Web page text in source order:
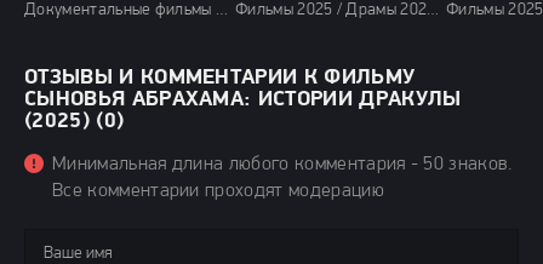
Документальные фильмы 2024 / Зарубежные фильмы 2024 / Новинки кино 2024 / Последние фильмы 2024 / Фильмы лета 2024 / Фильмы 4K / Фильмы 2024 / Смотреть фильмы онлайн Фильмы 2025 / Драмы 2025 / Криминальные фильмы 2025 / Сериалы 2025 / Сериалы в озвучке HDrezka Studio / Сериалы 4K / Сериалы в озвучке TVShows / Сериалы лета 2025 / Новинки сериалов 2025 / Смотреть фильмы онлайн
ОТЗЫВЫ И КОММЕНТАРИИ К ФИЛЬМУ
СЫНОВЬЯ АБРАХАМА: ИСТОРИИ ДРАКУЛЫ
(2025) (0)
Минимальная длина любого комментария - 50 знаков.
Все комментарии проходят модерацию